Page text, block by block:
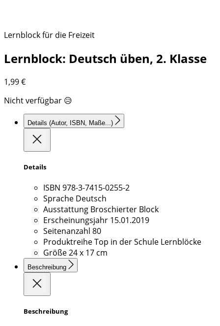
Lernblock für die Freizeit
Lernblock: Deutsch üben, 2. Klasse
1,99€
Nicht verfügbar 😥
Details (Autor, ISBN, Maße...)
Details
ISBN 978-3-7415-0255-2
Sprache Deutsch
Ausstattung Broschierter Block
Erscheinungsjahr 15.01.2019
Seitenanzahl 80
ProduktreiheTop in der Schule Lernblöcke
Größe24 x 17 cm
Beschreibung
Beschreibung